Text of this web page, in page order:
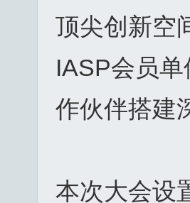
顶尖创新空
IASP会员
作伙伴搭建
本次大会设